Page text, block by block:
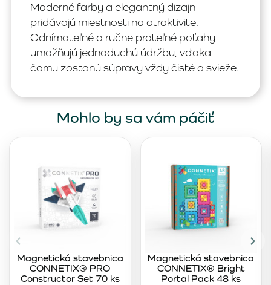
Moderné farby a elegantný dizajn
pridávajú miestnosti na atraktivite.
Odnímateľné a ručne prateľné poťahy
umožňujú jednoduchú údržbu, vďaka
čomu zostanú súpravy vždy čisté a svieže.
Mohlo by sa vám páčiť
Magnetická stavebnica
CONNETIX® PRO
Constructor Set 70 ks
Magnetická stavebnica
CONNETIX® Bright
Portal Pack 48 ks